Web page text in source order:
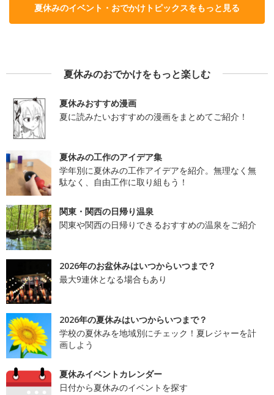
夏休みのイベント・おでかけトピックスをもっと見る
夏休みのおでかけをもっと楽しむ
夏休みおすすめ漫画
夏に読みたいおすすめの漫画をまとめてご紹介！
夏休みの工作のアイデア集
学年別に夏休みの工作アイデアを紹介。無理なく無
駄なく、自由工作に取り組もう！
関東・関西の日帰り温泉
関東や関西の日帰りできるおすすめの温泉をご紹介
2026年のお盆休みはいつからいつまで？
最大9連休となる場合もあり
2026年の夏休みはいつからいつまで？
学校の夏休みを地域別にチェック！夏レジャーを計
画しよう
夏休みイベントカレンダー
日付から夏休みのイベントを探す